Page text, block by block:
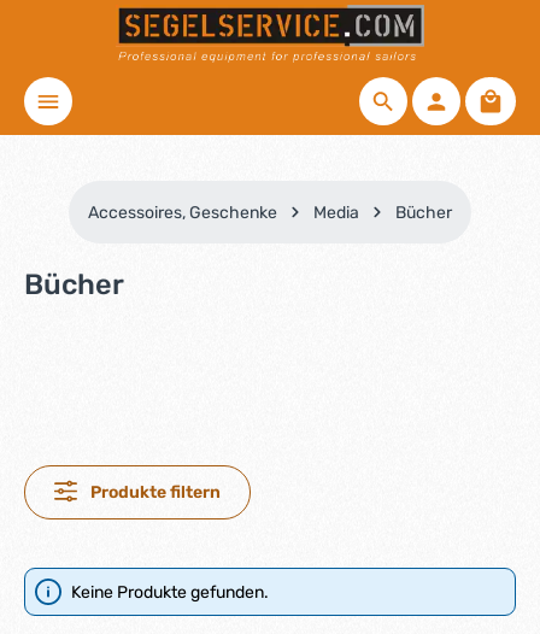
Zum Hauptinhalt springen
Accessoires, Geschenke Media Bücher
Bücher
Produkte filtern
Keine Produkte gefunden.